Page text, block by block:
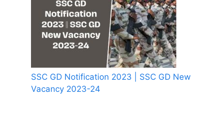
SSC GD Notification 2023 | SSC GD New
Vacancy 2023-24